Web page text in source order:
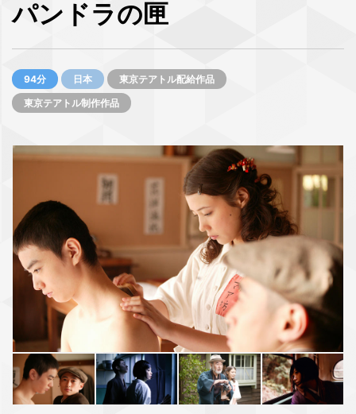
パンドラの匣
94分 日本
東京テアトル配給作品
東京テアトル制作作品